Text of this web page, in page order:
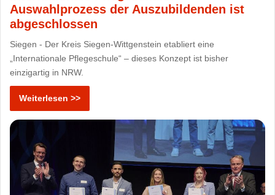
Auswahlprozess der Auszubildenden ist
abgeschlossen
Siegen - Der Kreis Siegen-Wittgenstein etabliert eine
„Internationale Pflegeschule“ – dieses Konzept ist bisher
einzigartig in NRW.
Weiterlesen >>